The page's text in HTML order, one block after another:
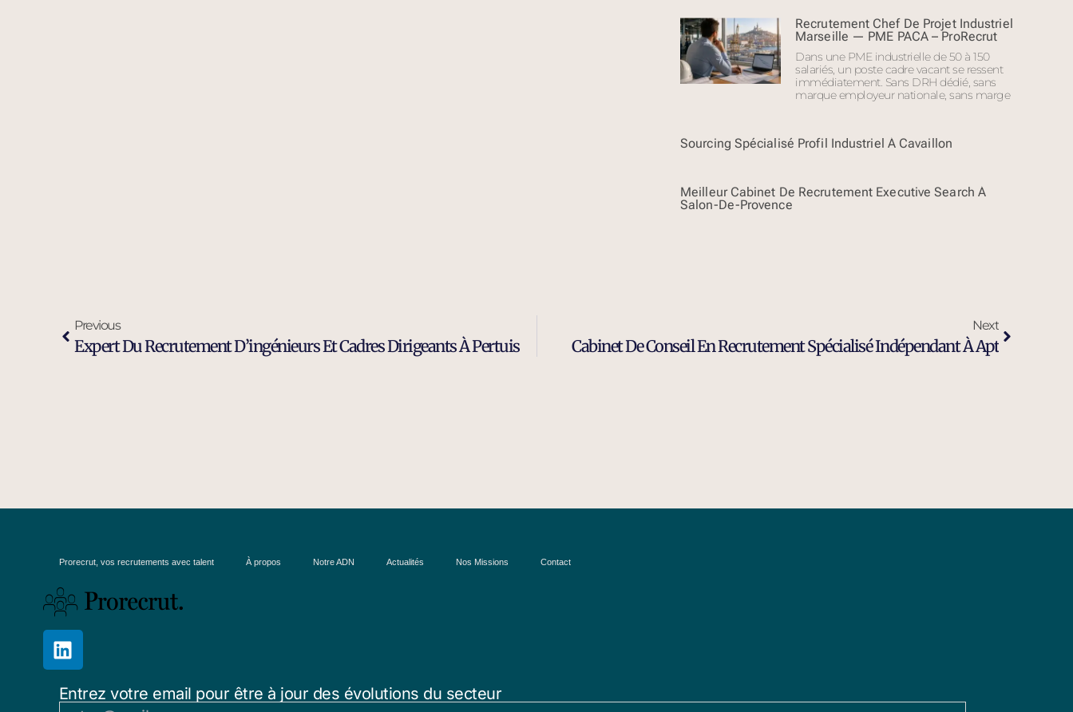
Recrutement Chef De Projet Industriel
Marseille — PME PACA – ProRecrut
Dans une PME industrielle de 50 à 150
salariés, un poste cadre vacant se ressent
immédiatement. Sans DRH dédié, sans
marque employeur nationale, sans marge
Sourcing Spécialisé Profil Industriel À Cavaillon
Meilleur Cabinet De Recrutement Executive Search À
Salon-De-Provence
Previous
Expert Du Recrutement D’ingénieurs Et Cadres Dirigeants À Pertuis
Next
Cabinet De Conseil En Recrutement Spécialisé Indépendant À Apt
Prorecrut, vos recrutements avec talent À propos Notre ADN Actualités Nos Missions Contact
Entrez votre email pour être à jour des évolutions du secteur